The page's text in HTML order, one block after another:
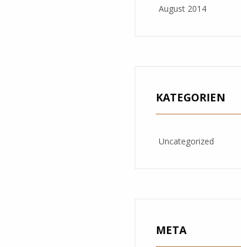
August 2014
KATEGORIEN
Uncategorized
META